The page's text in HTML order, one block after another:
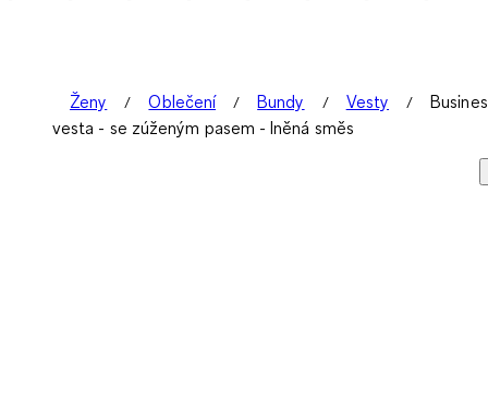
Ženy Oblečení Bundy Vesty
vesta - se zúženým pasem - lněná směs